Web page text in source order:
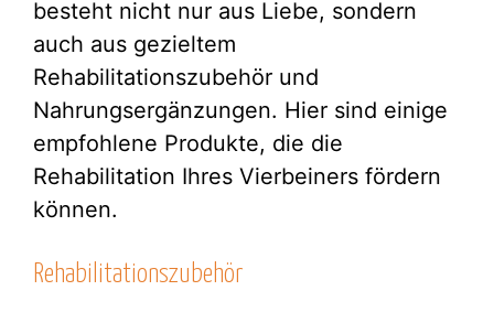
besteht nicht nur aus Liebe, sondern
auch aus gezieltem
Rehabilitationszubehör und
Nahrungsergänzungen. Hier sind einige
empfohlene Produkte, die die
Rehabilitation Ihres Vierbeiners fördern
können.
Rehabilitationszubehör